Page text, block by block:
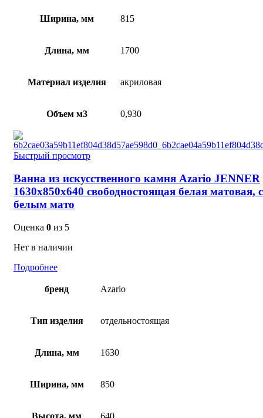
Ширина, мм 815
Длина, мм 1700
Материал изделия акриловая
Объем м3 0,930
Быстрый просмотр
Ванна из искусственного камня Azario JENNER
1630x850x640 свободностоящая белая матовая, с
белым мато
Оценка 0 из 5
Нет в наличии
Подробнее
бренд Azario
Тип изделия отдельностоящая
Длина, мм 1630
Ширина, мм 850
Высота, мм 640